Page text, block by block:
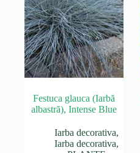
Festuca glauca (Iarbă
albastră), Intense Blue
Iarba decorativa,
Iarba decorativa,